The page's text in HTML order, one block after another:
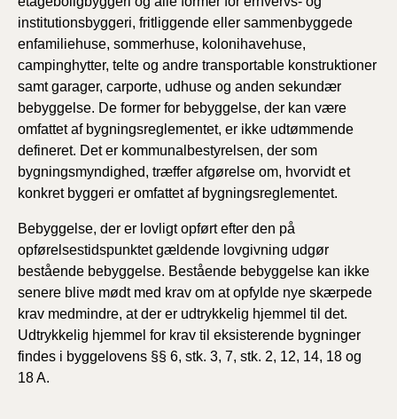
institutionsbyggeri, fritliggende eller sammenbyggede
enfamiliehuse, sommerhuse, kolonihavehuse,
campinghytter, telte og andre transportable konstruktioner
samt garager, carporte, udhuse og anden sekundær
bebyggelse. De former for bebyggelse, der kan være
omfattet af bygningsreglementet, er ikke udtømmende
defineret. Det er kommunalbestyrelsen, der som
bygningsmyndighed, træffer afgørelse om, hvorvidt et
konkret byggeri er omfattet af bygningsreglementet.
Bebyggelse, der er lovligt opført efter den på
opførelsestidspunktet gældende lovgivning udgør
bestående bebyggelse. Bestående bebyggelse kan ikke
senere blive mødt med krav om at opfylde nye skærpede
krav medmindre, at der er udtrykkelig hjemmel til det.
Udtrykkelig hjemmel for krav til eksisterende bygninger
findes i byggelovens §§ 6, stk. 3, 7, stk. 2, 12, 14, 18 og
18 A.